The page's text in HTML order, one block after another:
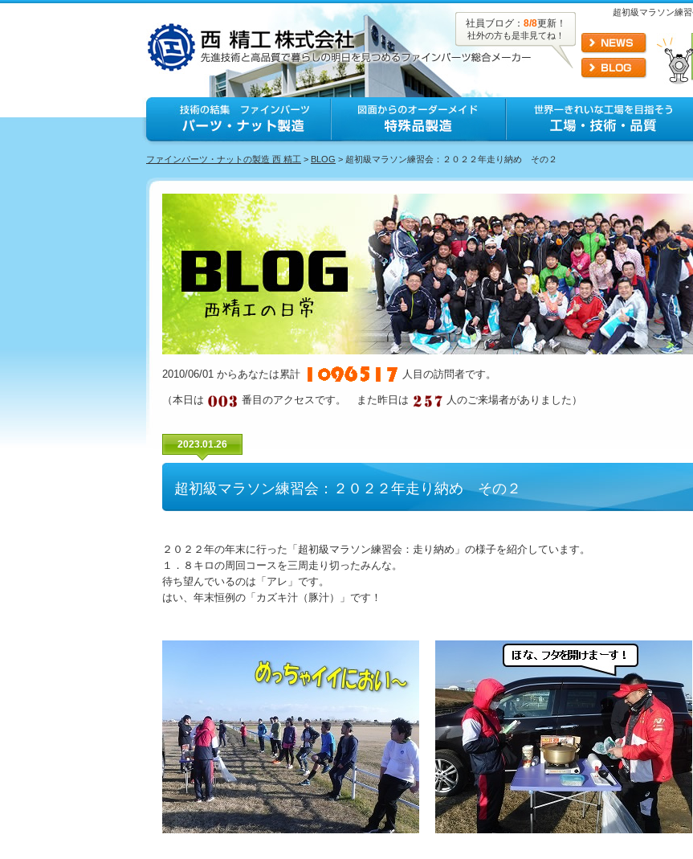
超初級マラソン練
社員ブログ： 8/8更新！
社外の方も是非見てね！
ファインパーツ・ナットの製造 西 精工 > BLOG > 超初級マラソン練習会：２０２２年走り納め その２
2010/06/01 からあなたは累計 人目の訪問者です。
（本日は 番目のアクセスです。 また昨日は 人のご来場者がありました）
2023.01.26
超初級マラソン練習会：２０２２年走り納め その２
２０２２年の年末に行った「超初級マラソン練習会：走り納め」の様子を紹介しています。
１．８キロの周回コースを三周走り切ったみんな。
待ち望んでいるのは「アレ」です。
はい、年末恒例の「カズキ汁（豚汁）」です！